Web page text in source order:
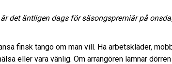
det äntligen dags för säsongspremiär på
finsk tango om man vill. Ha arbetskläder,
eller vara vänlig. Om arrangören lämnar